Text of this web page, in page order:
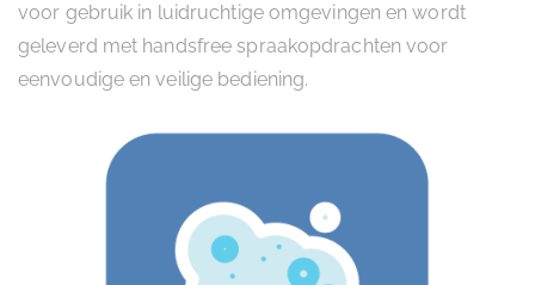
voor gebruik in luidruchtige omgevingen en wordt
geleverd met handsfree spraakopdrachten voor
eenvoudige en veilige bediening.